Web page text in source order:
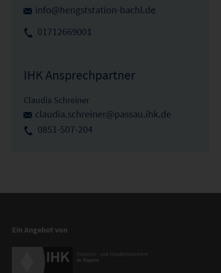
info@hengststation-bachl.de
01712669001
IHK Ansprechpartner
Claudia Schreiner
claudia.schreiner@passau.ihk.de
0851-507-204
Ein Angebot von